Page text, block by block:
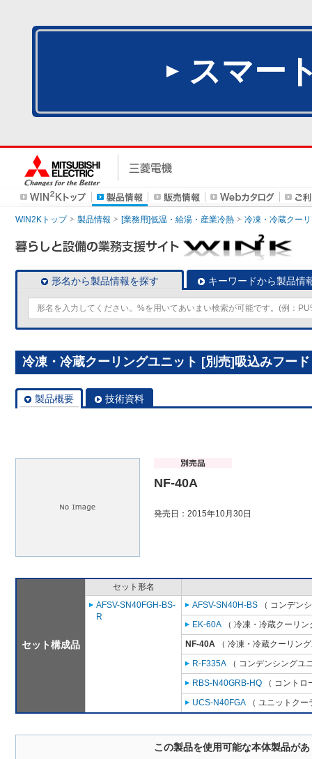
スマー
WIN2Kトップ 製品情報 [業務用]低温・給湯・産業冷熱 冷凍・冷蔵クー
形名から製品情報を探す キーワードから製品情
冷凍・冷蔵クーリングユニット [別売]吸込みフー
製品概要 技術資料
NF-40A
発売日：2015年10月30日
セット構成品
セット形名
AFSV-SN40FGH-BS-
R
AFSV-SN40H-BS （ コンデン
EK-60A （ 冷凍・冷蔵クーリ
NF-40A （ 冷凍・冷蔵クーリン
R-F335A （ コンデンシングユ
RBS-N40GRB-HQ （ コント
UCS-N40FGA （ ユニットク
この製品を使用可能な本体製品が